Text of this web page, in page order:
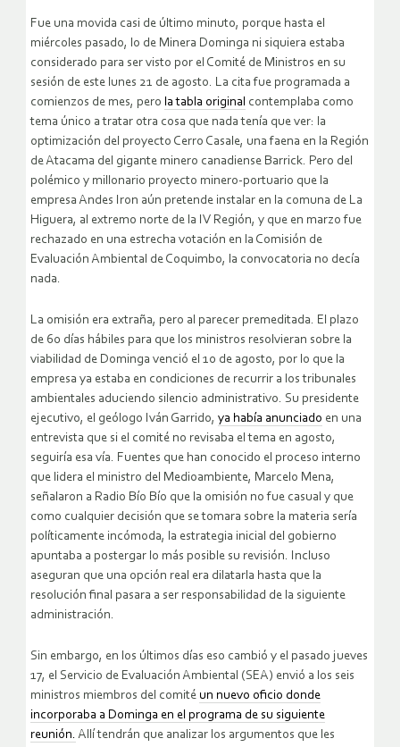
Fue una movida casi de último minuto, porque hasta el
miércoles pasado, lo de Minera Dominga ni siquiera estaba
considerado para ser visto por el Comité de Ministros en su
sesión de este lunes 21 de agosto. La cita fue programada a
comienzos de mes, pero la tabla original contemplaba como
tema único a tratar otra cosa que nada tenía que ver: la
optimización del proyecto Cerro Casale, una faena en la Región
de Atacama del gigante minero canadiense Barrick. Pero del
polémico y millonario proyecto minero-portuario que la
empresa Andes Iron aún pretende instalar en la comuna de La
Higuera, al extremo norte de la IV Región, y que en marzo fue
rechazado en una estrecha votación en la Comisión de
Evaluación Ambiental de Coquimbo, la convocatoria no decía
nada.
La omisión era extraña, pero al parecer premeditada. El plazo
de 60 días hábiles para que los ministros resolvieran sobre la
viabilidad de Dominga venció el 10 de agosto, por lo que la
empresa ya estaba en condiciones de recurrir a los tribunales
ambientales aduciendo silencio administrativo. Su presidente
ejecutivo, el geólogo Iván Garrido, ya había anunciado en una
entrevista que si el comité no revisaba el tema en agosto,
seguiría esa vía. Fuentes que han conocido el proceso interno
que lidera el ministro del Medioambiente, Marcelo Mena,
señalaron a Radio Bío Bío que la omisión no fue casual y que
como cualquier decisión que se tomara sobre la materia sería
políticamente incómoda, la estrategia inicial del gobierno
apuntaba a postergar lo más posible su revisión. Incluso
aseguran que una opción real era dilatarla hasta que la
resolución final pasara a ser responsabilidad de la siguiente
administración.
Sin embargo, en los últimos días eso cambió y el pasado jueves
17, el Servicio de Evaluación Ambiental (SEA) envió a los seis
ministros miembros del comité un nuevo oficio donde
incorporaba a Dominga en el programa de su siguiente
reunión. Allí tendrán que analizar los argumentos que les